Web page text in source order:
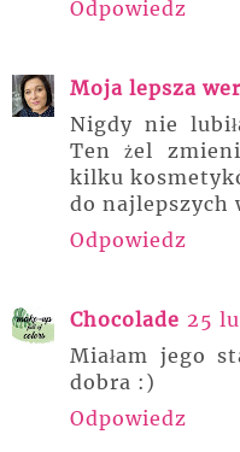
Odpowiedz
Moja lepsza
Nigdy nie
Ten żel
kilku
do najlepszych
Odpowiedz
Chocolade 25
Miałam jego
dobra :)
Odpowiedz